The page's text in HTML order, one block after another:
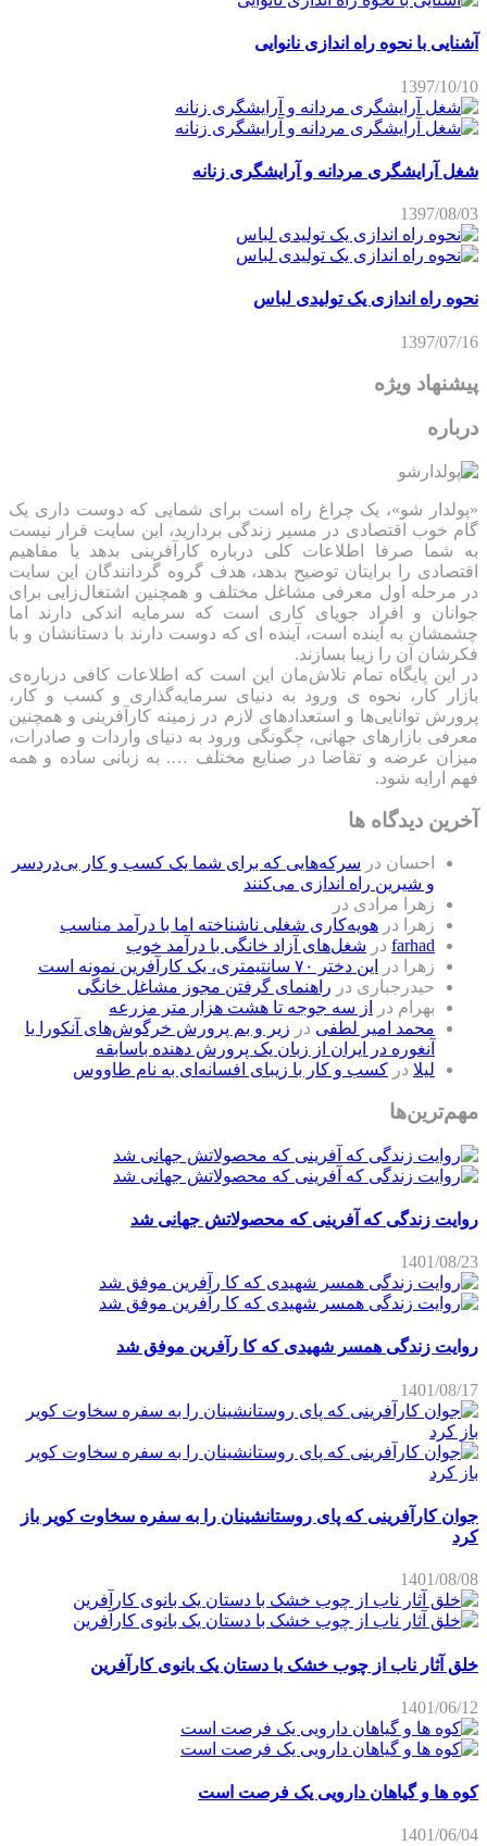
آشنایی با نحوه راه اندازی نانوایی
1397/10/10
شغل آرایشگری مردانه و آرایشگری زنانه
1397/08/03
نحوه راه اندازی یک تولیدی لباس
1397/07/16
پیشنهاد ویژه
درباره
«پولدار شو»، یک چراغ راه است برای شمایی که دوست داری یک
گام خوب اقتصادی در مسیر زندگی بردارید، این سایت قرار نیست
به شما صرفا اطلاعات کلی درباره کارآفرینی بدهد یا مفاهیم
اقتصادی را برایتان توضیح بدهد، هدف گروه گردانندگان این سایت
در مرحله اول معرفی مشاغل مختلف و همچنین اشتغال‌زایی برای
جوانان و افراد جویای کاری است که سرمایه اندکی دارند اما
چشمشان به آینده است، آینده ای که دوست دارند با دستانشان و با
فکرشان آن را زیبا بسازند.
در این پایگاه تمام تلاش‌مان این است که ‌اطلاعات کافی درباره‌ی
بازار کار، نحوه ی ورود به دنیای سرمایه‌گذاری و کسب و کار،
پرورش توانایی‌ها و استعدادهای لازم در زمینه کارآفرینی و همچنین
معرفی بازارهای جهانی، چگونگی ورود به دنیای واردات و صادرات،
میزان عرضه و تقاضا در صنایع مختلف …. به زبانی ساده و همه
فهم ارایه شود.
آخرین دیدگاه ها
احسان در سرکه‌هایی که برای شما یک کسب و کار بی‌دردسر
و شیرین راه اندازی می‌کنند
زهرا مرادی در
زهرا
در هویه‌کاری شغلی ناشناخته اما با درآمد مناسب
farhad در شغل‌های آزاد خانگی با درآمد خوب
زهرا
در
این دختر ۷۰ سانتیمتری، یک کارآفرین نمونه است
حیدرجباری در راهنمای گرفتن مجوز مشاغل خانگی
بهرام در
از سه جوجه تا هشت هزار متر مزرعه
محمد امیر لطفی در زیر و بم پرورش خرگوش‌های آنکورا یا
آنغوره در ایران از زبان یک پرورش دهنده باسابقه
لیلا در کسب و کار با زیبای افسانه‌ای به نام طاووس
مهم‌ترین‌ها
روایت زندگی که آفرینی که محصولاتش جهانی شد
1401/08/23
روایت زندگی همسر شهیدی که کا رآفرین موفق شد
1401/08/17
جوان کارآفرینی که پای روستانشینان را به سفره سخاوت کویر باز
کرد
1401/08/08
خلق آثار ناب از چوب خشک با دستان یک بانوی کارآفرین
1401/06/12
کوه ها و گیاهان دارویی یک فرصت است
1401/06/04